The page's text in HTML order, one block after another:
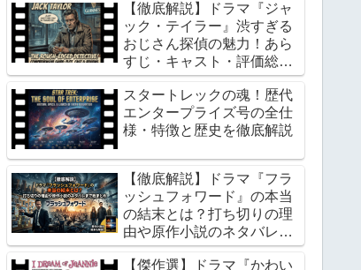
【徹底解説】ドラマ『ジャ
ック・テイラー』渋すぎる
おじさん探偵の魅力！あら
すじ・キャスト・評価総ま
とめ
スタートレックの魂！歴代
エンタープライズ号の全仕
様・特徴と歴史を徹底解説
【徹底解説】ドラマ『フラ
ッシュフォワード』の本当
の結末とは？打ち切りの理
由や原作小説のネタバレま
で総まとめ
【傑作選】ドラマ『かわい